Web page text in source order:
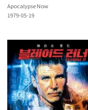
Apocalypse Now
1979-05-19